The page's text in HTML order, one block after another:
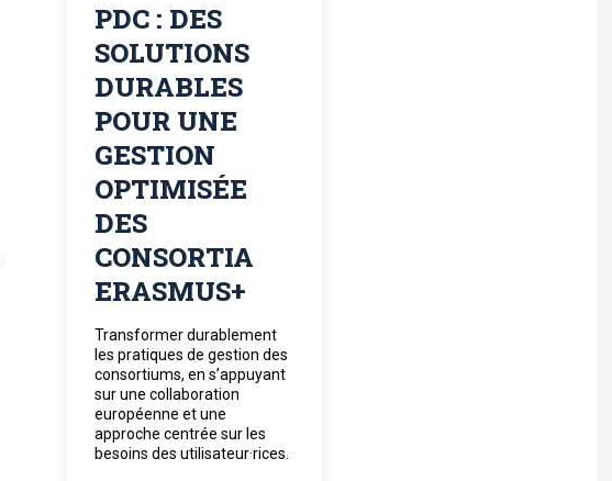
PDC : DES
SOLUTIONS
DURABLES
POUR UNE
GESTION
OPTIMISÉE
DES
CONSORTIA
ERASMUS+
Transformer durablement
les pratiques de gestion des
consortiums, en s’appuyant
sur une collaboration
européenne et une
approche centrée sur les
besoins des utilisateur·rices.